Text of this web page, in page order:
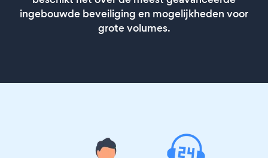
ingebouwde beveiliging en mogelijkheden voor
grote volumes.